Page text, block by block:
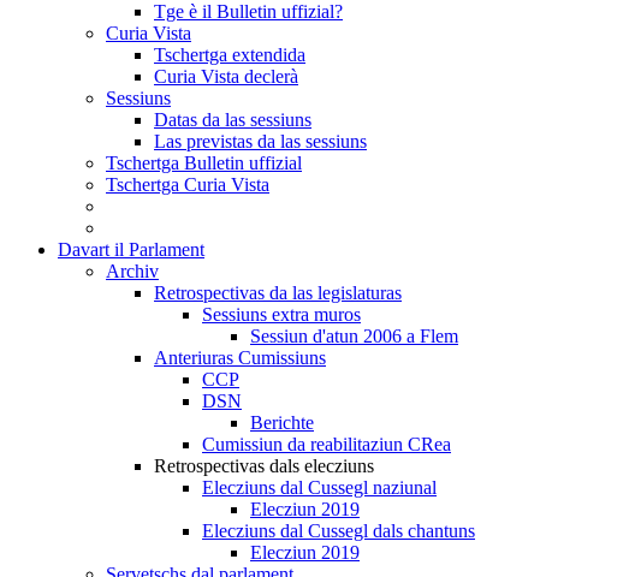
Tge è il Bulletin uffizial?
Curia Vista
Tschertga extendida
Curia Vista declerà
Sessiuns
Datas da las sessiuns
Las previstas da las sessiuns
Tschertga Bulletin uffizial
Tschertga Curia Vista
Davart il Parlament
Archiv
Retrospectivas da las legislaturas
Sessiuns extra muros
Sessiun d'atun 2006 a Flem
Anteriuras Cumissiuns
CCP
DSN
Berichte
Cumissiun da reabilitaziun CRea
Retrospectivas dals elecziuns
Elecziuns dal Cussegl naziunal
Elecziun 2019
Elecziuns dal Cussegl dals chantuns
Elecziun 2019